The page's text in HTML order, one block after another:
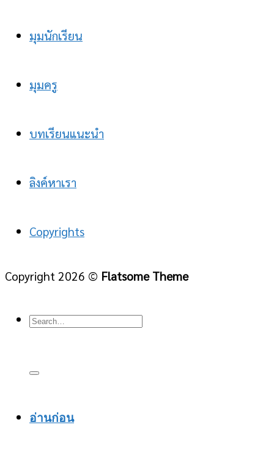
มุมนักเรียน
มุมครู
บทเรียนแนะนำ
ลิงค์หาเรา
Copyrights
Copyright 2026 © Flatsome Theme
อ่านก่อน